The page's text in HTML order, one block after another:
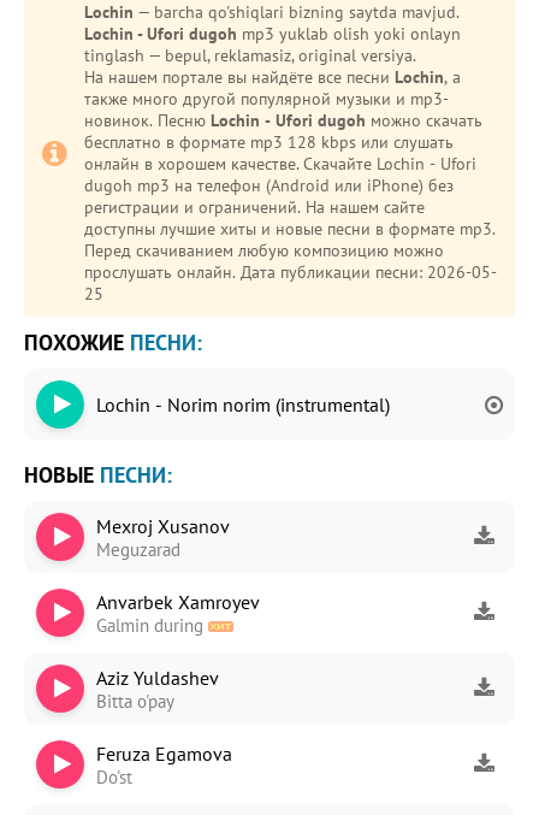
Lochin — barcha qo'shiqlari bizning saytda mavjud.
Lochin - Ufori dugoh mp3 yuklab olish yoki onlayn
tinglash — bepul, reklamasiz, original versiya.
На нашем портале вы найдёте все песни Lochin, а
также много другой популярной музыки и mp3-
новинок. Песню Lochin - Ufori dugoh можно скачать
бесплатно в формате mp3 128 kbps или слушать
онлайн в хорошем качестве. Скачайте Lochin - Ufori
dugoh mp3 на телефон (Android или iPhone) без
регистрации и ограничений. На нашем сайте
доступны лучшие хиты и новые песни в формате mp3.
Перед скачиванием любую композицию можно
прослушать онлайн. Дата публикации песни: 2026-05-
25
ПОХОЖИЕ ПЕСНИ:
Lochin - Norim norim (instrumental)
НОВЫЕ ПЕСНИ:
Mexroj Xusanov
Meguzarad
Anvarbek Xamroyev
Galmin during
Aziz Yuldashev
Bitta o'pay
Feruza Egamova
Do'st